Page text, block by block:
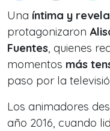
Una íntima y
protagonizaron
Fuentes, quienes
momentos más
paso por la
Los animadores
año 2016, cuando